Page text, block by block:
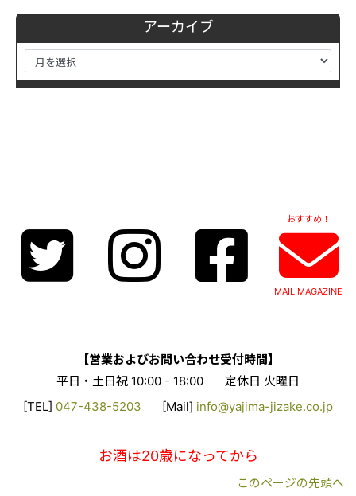
アーカイブ
おすすめ！
MAIL MAGAZINE
【営業およびお問い合わせ受付時間】
平日・土日祝 10:00 - 18:00
定休日 火曜日
[TEL] 047-438-5203 [Mail] info@yajima-jizake.co.jp
お酒は20歳になってから
このページの先頭へ